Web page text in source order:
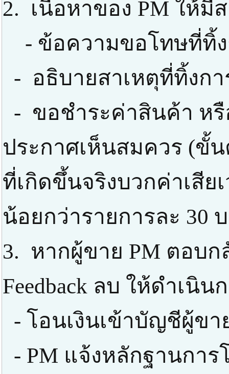
2. เนื้อหาของ PM ให้มี
- ข้อความขอโทษที่ทิ้ง
- อธิบายสาเหตุที่ทิ้งกา
- ขอชำระค่าสินค้า ห
ประกาศเห็นสมควร (ขั้
ที่เกิดขึ้นจริงบวกค่าเสีย
น้อยกว่ารายการละ 30
3. หากผู้ขาย PM ตอบ
Feedback ลบ ให้ดำเนิน
- โอนเงินเข้าบัญชีผู้ข
- PM แจ้งหลักฐานกา